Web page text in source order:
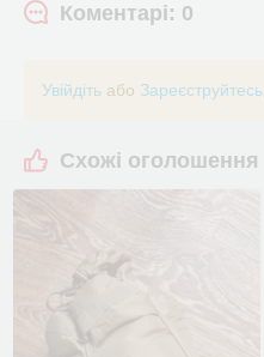
Коментарі: 0
Увійдіть або Зареєструйтесь
Схожі оголошення